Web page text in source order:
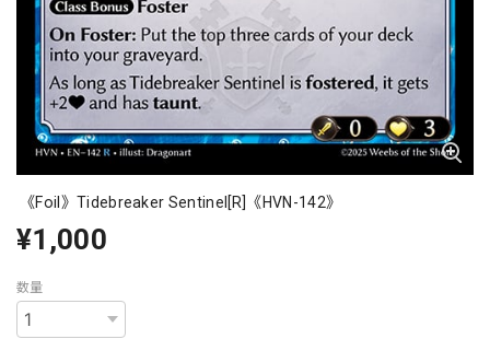
《Foil》Tidebreaker Sentinel[R]《HVN-142》
¥1,000
数量